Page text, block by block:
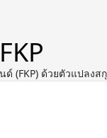
(FKP) ด้วยตัวแปลงส